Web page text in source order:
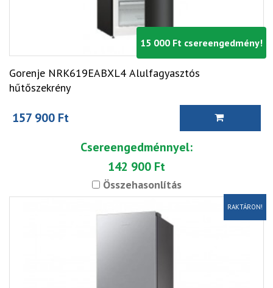
15 000 Ft csereengedmény!
Gorenje NRK619EABXL4 Alulfagyasztós
hűtőszekrény
157 900 Ft
Csereengedménnyel:
142 900 Ft
Összehasonlítás
RAKTÁRON!